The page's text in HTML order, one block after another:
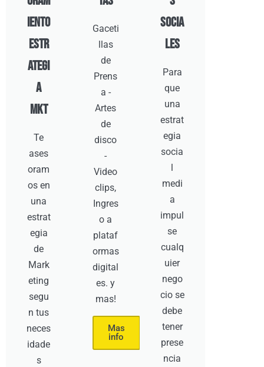
iento
Estr
ategi
a
MKT
Te
ases
oram
os en
una
estrat
egia
de
Mark
eting
segu
n tus
neces
idade
s
Gaceti
llas
de
Prens
a -
Artes
de
disco
-
Video
clips,
Ingres
o a
plataf
ormas
digital
es. y
mas!
Mas
info
Socia
les
Para
que
una
estrat
egia
socia
medi
a
impul
se
cualq
uier
nego
cio se
debe
tener
prese
ncia